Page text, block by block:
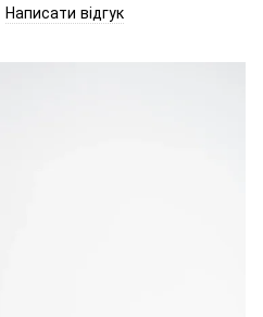
Написати відгук